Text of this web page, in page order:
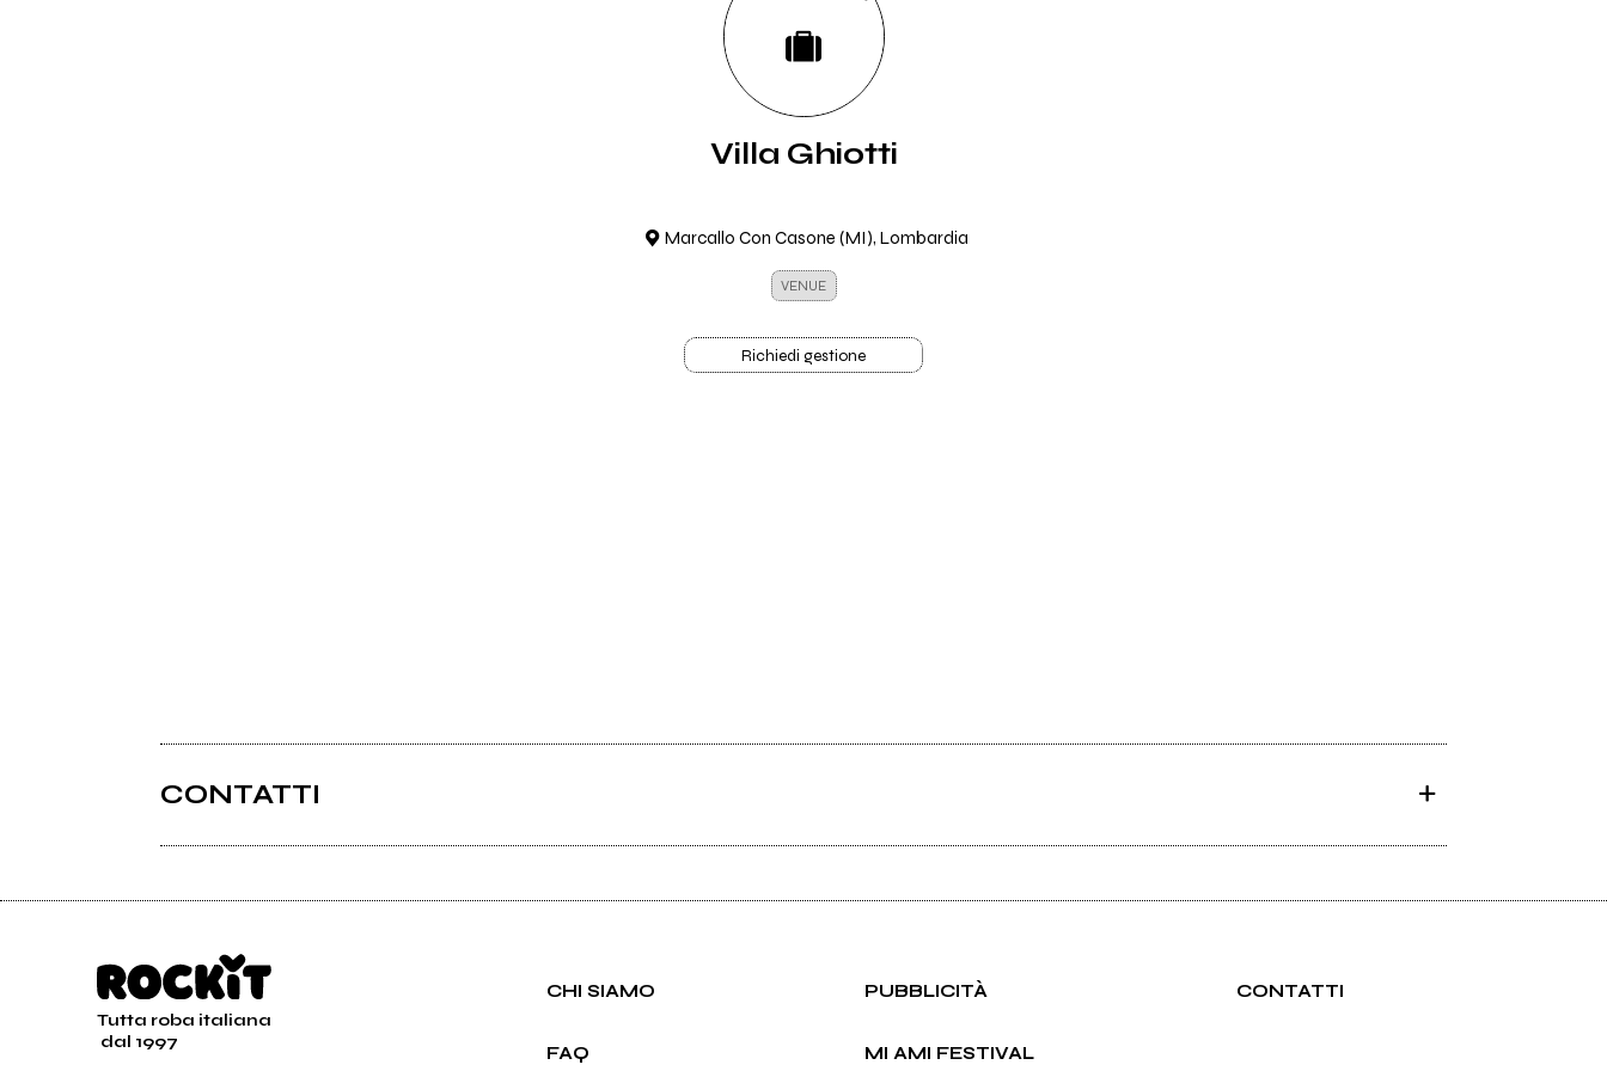
Villa Ghiotti
Marcallo Con Casone (MI), Lombardia
VENUE
Richiedi gestione
CONTATTI
Tutta roba italiana
dal 1997
CHI SIAMO PUBBLICITÀ CONTATTI
FAQ MI AMI FESTIVAL